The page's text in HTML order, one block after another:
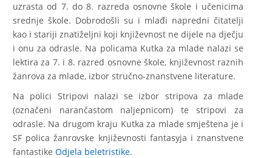
uzrasta od 7. do 8. razreda osnovne škole i učenicima
srednje škole. Dobrodošli su i mlađi napredni čitatelji
kao i stariji znatiželjni koji književnost ne dijele na dječju
i onu za odrasle. Na policama Kutka za mlade nalazi se
lektira za 7. i 8. razred osnovne škole, književnost raznih
žanrova za mlade, izbor stručno-znanstvene literature.
Na polici Stripovi nalazi se izbor stripova za mlade
(označeni narančastom naljepnicom) te stripovi za
odrasle. Na drugom kraju Kutka za mlade smještena je i
SF polica žanrovske književnosti fantasyja i znanstvene
fantastike Odjela beletristike.